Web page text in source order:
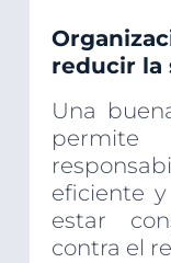
reducir la
Una
eficiente
estar
contra el